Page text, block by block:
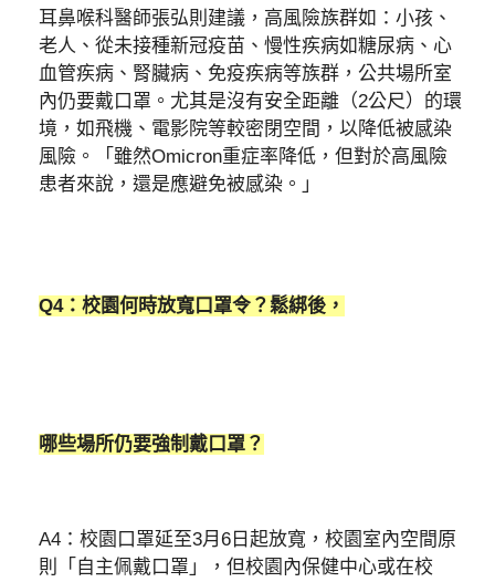
耳鼻喉科醫師張弘則建議，高風險族群如：小孩、
老人、從未接種新冠疫苗、慢性疾病如糖尿病、心
血管疾病、腎臟病、免疫疾病等族群，公共場所室
內仍要戴口罩。尤其是沒有安全距離（2公尺）的環
境，如飛機、電影院等較密閉空間，以降低被感染
風險。「雖然Omicron重症率降低，但對於高風險
患者來說，還是應避免被感染。」
Q4：校園何時放寬口罩令？鬆綁後，
哪些場所仍要強制戴口罩？
A4：校園口罩延至3月6日起放寬，校園室內空間原
則「自主佩戴口罩」，但校園內保健中心或在校